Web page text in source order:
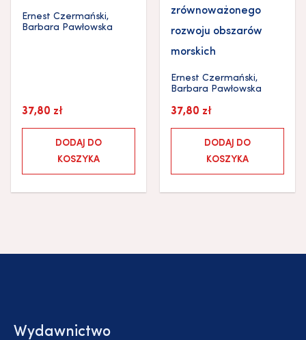
Ernest Czermański,
Barbara Pawłowska
37,80 zł
DODAJ DO
KOSZYKA
zrównoważonego
rozwoju obszarów
morskich
Ernest Czermański,
Barbara Pawłowska
37,80 zł
DODAJ DO
KOSZYKA
Wydawnictwo